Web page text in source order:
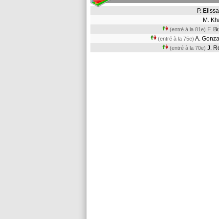
P.
M.
(entré à la 81e) F.
(entré à la 75e) A.
(entré à la 70e) J.